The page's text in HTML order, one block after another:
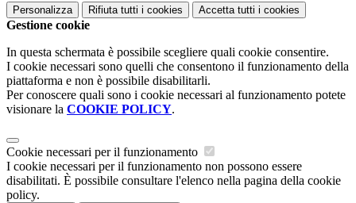
Personalizza Rifiuta tutti i cookies Accetta tutti i cookies
Gestione cookie
In questa schermata è possibile scegliere quali cookie consentire.
I cookie necessari sono quelli che consentono il funzionamento della
piattaforma e non è possibile disabilitarli.
Per conoscere quali sono i cookie necessari al funzionamento potete
visionare la COOKIE POLICY.
Cookie necessari per il funzionamento
I cookie necessari per il funzionamento non possono essere
disabilitati. È possibile consultare l'elenco nella pagina della cookie
policy.